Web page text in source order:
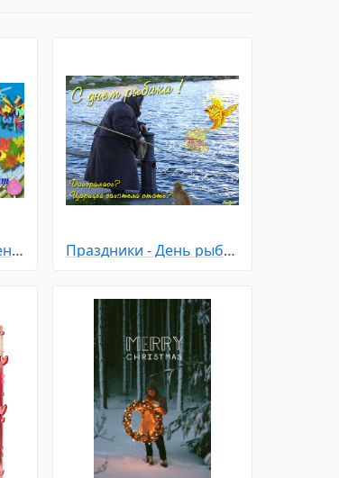
Открытка с Днем 1 сентября Праздники - День рыбака